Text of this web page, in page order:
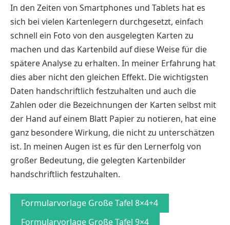
In den Zeiten von Smartphones und Tablets hat es
sich bei vielen Kartenlegern durchgesetzt, einfach
schnell ein Foto von den ausgelegten Karten zu
machen und das Kartenbild auf diese Weise für die
spätere Analyse zu erhalten. In meiner Erfahrung hat
dies aber nicht den gleichen Effekt. Die wichtigsten
Daten handschriftlich festzuhalten und auch die
Zahlen oder die Bezeichnungen der Karten selbst mit
der Hand auf einem Blatt Papier zu notieren, hat eine
ganz besondere Wirkung, die nicht zu unterschätzen
ist. In meinen Augen ist es für den Lernerfolg von
großer Bedeutung, die gelegten Kartenbilder
handschriftlich festzuhalten.
Formularvorlage Große Tafel 8×4+4
Formularvorlage Große Tafel 9×4